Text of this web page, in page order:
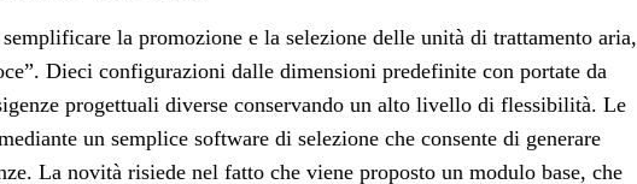
la promozione e la selezione delle unità di trattamento aria,
Dieci configurazioni dalle dimensioni predefinite con portate da
progettuali diverse conservando un alto livello di flessibilità. Le
un semplice software di selezione che consente di generare
La novità risiede nel fatto che viene proposto un modulo base, che